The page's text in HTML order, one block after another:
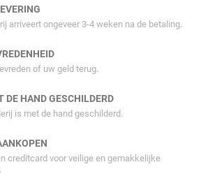
arriveert ongeveer 3-4 weken na de betaling.
of uw geld terug.
DE HAND GESCHILDERD
is met de hand geschilderd.
creditcard voor veilige en gemakkelijke